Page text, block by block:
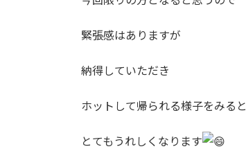
緊張感はありますが
納得していただき
ホットして帰られる様子をみると
とてもうれしくなります